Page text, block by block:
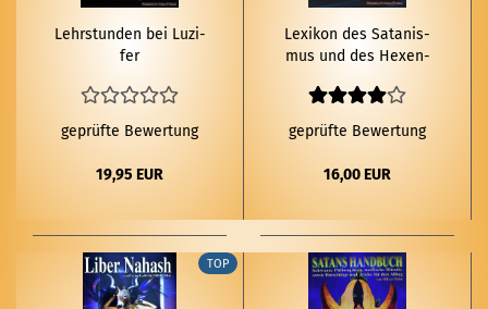
Lehr­stun­den bei Lu­zi­
fer
geprüfte Bewertung
19,95 EUR
Le­xi­kon des Sa­ta­nis­
mus und des He­xen­
geprüfte Bewertung
16,00 EUR
TOP